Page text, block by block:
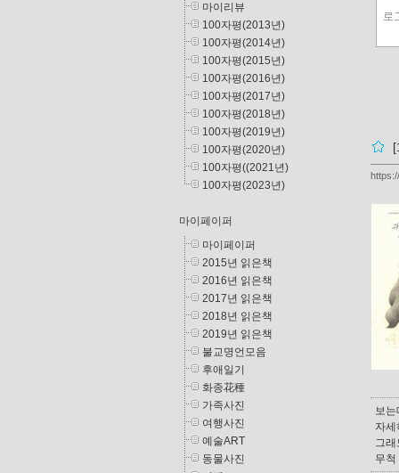
보는
자세
그
무척
마이리뷰
100자평(2013년)
100자평(2014년)
100자평(2015년)
100자평(2016년)
100자평(2017년)
100자평(2018년)
100자평(2019년)
100자평(2020년)
100자평((2021년)
100자평(2023년)
마이페이퍼
마이페이퍼
2015년 읽은책
2016년 읽은책
2017년 읽은책
2018년 읽은책
2019년 읽은책
불교명언모음
후애일기
화종花種
가족사진
여행사진
예술ART
동물사진